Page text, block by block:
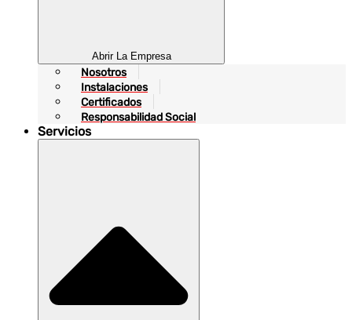
Abrir La Empresa
Nosotros
Instalaciones
Certificados
Responsabilidad Social
Servicios